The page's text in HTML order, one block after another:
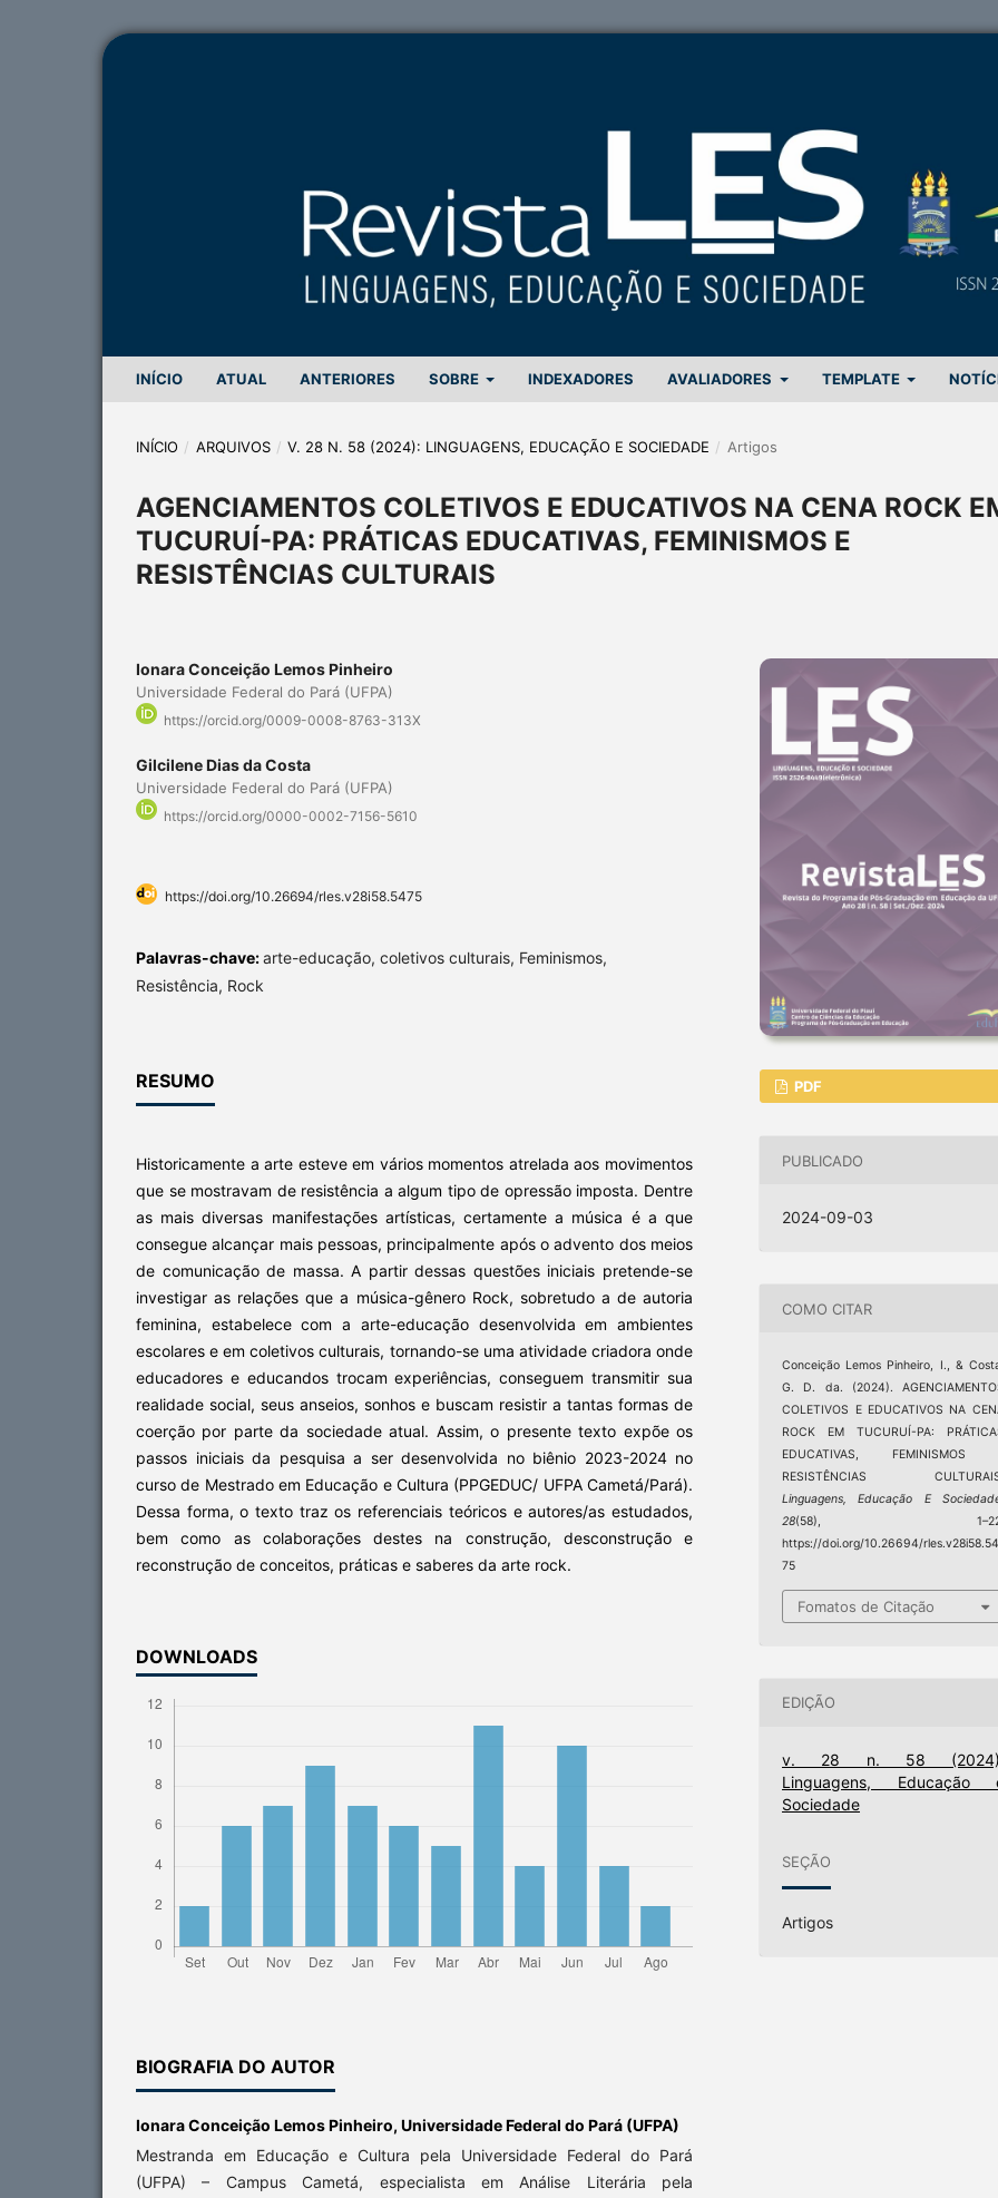
INÍCIO ATUAL ANTERIORES SOBRE INDEXADORES AVALIADORES TEMPLATE
INÍCIO / ARQUIVOS / V. 28 N. 58 (2024): LINGUAGENS, EDUCAÇÃO E SOCIEDADE / Artigos
AGENCIAMENTOS COLETIVOS E EDUCATIVOS NA CENA ROCK
TUCURUÍ-PA: PRÁTICAS EDUCATIVAS, FEMINISMOS E
RESISTÊNCIAS CULTURAIS
Ionara Conceição Lemos Pinheiro
Universidade Federal do Pará (UFPA)
https://orcid.org/0009-0008-8763-313X
Gilcilene Dias da Costa
Universidade Federal do Pará (UFPA)
https://orcid.org/0000-0002-7156-5610
https://doi.org/10.26694/rles.v28i58.5475
Palavras-chave:arte-educação, coletivos culturais, Feminismos,
Resistência, Rock
RESUMO
Historicamente a arte esteve em vários momentos atrelada aos movimentos
que se mostravam de resistência a algum tipo de opressão imposta. Dentre
as mais diversas manifestações artísticas, certamente a música é a que
consegue alcançar mais pessoas, principalmente após o advento dos meios
de comunicação de massa. A partir dessas questões iniciais pretende-se
investigar as relações que a música-gênero Rock, sobretudo a de autoria
feminina, estabelece com a arte-educação desenvolvida em ambientes
escolares e em coletivos culturais, tornando-se uma atividade criadora onde
educadores e educandos trocam experiências, conseguem transmitir sua
realidade social, seus anseios, sonhos e buscam resistir a tantas formas de
coerção por parte da sociedade atual. Assim, o presente texto expõe os
passos iniciais da pesquisa a ser desenvolvida no biênio 2023-2024 no
curso de Mestrado em Educação e Cultura (PPGEDUC/ UFPA Cametá/Pará).
Dessa forma, o texto traz os referenciais teóricos e autores/as estudados,
bem como as colaborações destes na construção, desconstrução e
reconstrução de conceitos, práticas e saberes da arte rock.
DOWNLOADS
BIOGRAFIA DO AUTOR
Ionara Conceição Lemos Pinheiro, Universidade Federal do Pará (UFPA)
Mestranda em Educação e Cultura pela Universidade Federal do Pará
(UFPA) – Campus Cametá, especialista em Análise Literária pela
PDF
PUBLICADO
2024-09-03
COMO CITAR
Conceição Lemos Pinheiro, I., &
G. D. da. (2024).
COLETIVOS E EDUCATIVOS NA
ROCK EM TUCURUÍ-PA:
EDUCATIVAS, FEMINISMOS
RESISTÊNCIAS
Linguagens, Educação E
28(58),
https://doi.org/10.26694/rles.v28i58.54
75
Fomatos de Citação
EDIÇÃO
v. 28 n. 58
Linguagens, Educação
Sociedade
SEÇÃO
Artigos